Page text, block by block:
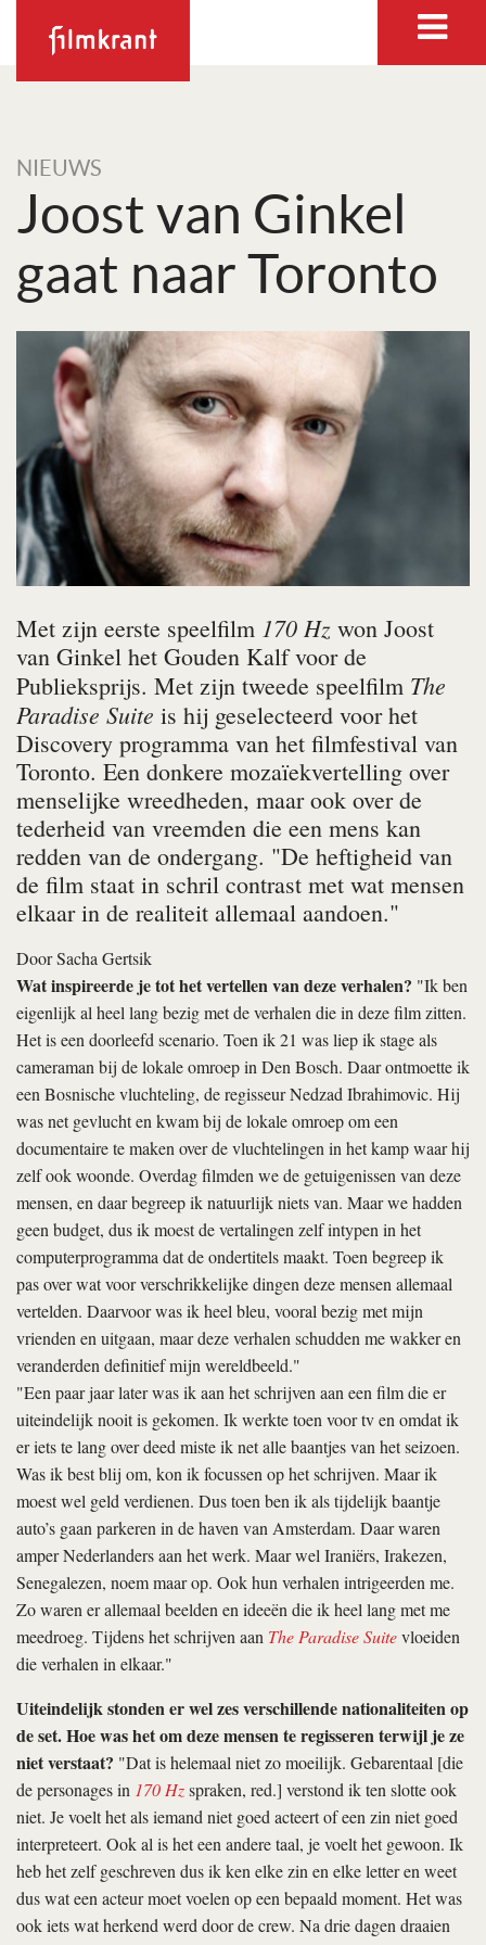
NIEUWS
Joost van Ginkel
gaat naar Toronto
Met zijn eerste speelfilm 170 Hz won Joost
van Ginkel het Gouden Kalf voor de
Publieksprijs. Met zijn tweede speelfilm The
Paradise Suite is hij geselecteerd voor het
Discovery programma van het filmfestival van
Toronto. Een donkere mozaïekvertelling over
menselijke wreedheden, maar ook over de
tederheid van vreemden die een mens kan
redden van de ondergang. "De heftigheid van
de film staat in schril contrast met wat mensen
elkaar in de realiteit allemaal aandoen."
DoorSacha Gertsik
Wat inspireerde je tot het vertellen van deze verhalen? "Ik ben
eigenlijk al heel lang bezig met de verhalen die in deze film zitten.
Het is een doorleefd scenario. Toen ik 21 was liep ik stage als
cameraman bij de lokale omroep in Den Bosch. Daar ontmoette ik
een Bosnische vluchteling, de regisseur Nedzad Ibrahimovic. Hij
was net gevlucht en kwam bij de lokale omroep om een
documentaire te maken over de vluchtelingen in het kamp waar hij
zelf ook woonde. Overdag filmden we de getuigenissen van deze
mensen, en daar begreep ik natuurlijk niets van. Maar we hadden
geen budget, dus ik moest de vertalingen zelf intypen in het
computerprogramma dat de ondertitels maakt. Toen begreep ik
pas over wat voor verschrikkelijke dingen deze mensen allemaal
vertelden. Daarvoor was ik heel bleu, vooral bezig met mijn
vrienden en uitgaan, maar deze verhalen schudden me wakker en
veranderden definitief mijn wereldbeeld."
"Een paar jaar later was ik aan het schrijven aan een film die er
uiteindelijk nooit is gekomen. Ik werkte toen voor tv en omdat ik
er iets te lang over deed miste ik net alle baantjes van het seizoen.
Was ik best blij om, kon ik focussen op het schrijven. Maar ik
moest wel geld verdienen. Dus toen ben ik als tijdelijk baantje
auto’s gaan parkeren in de haven van Amsterdam. Daar waren
amper Nederlanders aan het werk. Maar wel Iraniërs, Irakezen,
Senegalezen, noem maar op. Ook hun verhalen intrigeerden me.
Zo waren er allemaal beelden en ideeën die ik heel lang met me
meedroeg. Tijdens het schrijven aan The Paradise Suitevloeiden
die verhalen in elkaar."
Uiteindelijk stonden er wel zes verschillende nationaliteiten op
de set. Hoe was het om deze mensen te regisseren terwijl je ze
niet verstaat? "Dat is helemaal niet zo moeilijk. Gebarentaal [die
de personages in 170 Hzspraken, red.] verstond ik ten slotte ook
niet. Je voelt het als iemand niet goed acteert of een zin niet goed
interpreteert. Ook al is het een andere taal, je voelt het gewoon. Ik
heb het zelf geschreven dus ik ken elke zin en elke letter en weet
dus wat een acteur moet voelen op een bepaald moment. Het was
ook iets wat herkend werd door de crew. Na drie dagen draaien